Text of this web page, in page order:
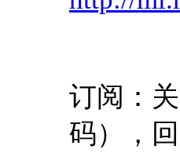
订阅：
码），